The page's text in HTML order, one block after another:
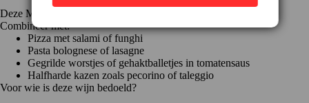
Deze Montepulciano is een allemansvriend aan tafel.
Combineer met:
Pizza met salami of funghi
Pasta bolognese of lasagne
Gegrilde worstjes of gehaktballetjes in tomatensaus
Halfharde kazen zoals pecorino of taleggio
Voor wie is deze wijn bedoeld?